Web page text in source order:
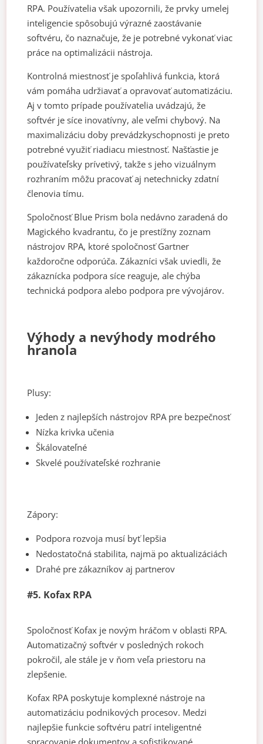
RPA. Používatelia však upozornili, že prvky umelej
inteligencie spôsobujú výrazné zaostávanie
softvéru, čo naznačuje, že je potrebné vykonať viac
práce na optimalizácii nástroja.
Kontrolná miestnosť je spoľahlivá funkcia, ktorá
vám pomáha udržiavať a opravovať automatizáciu.
Aj v tomto prípade používatelia uvádzajú, že
softvér je síce inovatívny, ale veľmi chybový. Na
maximalizáciu doby prevádzkyschopnosti je preto
potrebné využiť riadiacu miestnosť. Našťastie je
používateľsky prívetivý, takže s jeho vizuálnym
rozhraním môžu pracovať aj netechnicky zdatní
členovia tímu.
Spoločnosť Blue Prism bola nedávno zaradená do
Magického kvadrantu, čo je prestížny zoznam
nástrojov RPA, ktoré spoločnosť Gartner
každoročne odporúča. Zákazníci však uviedli, že
zákaznícka podpora síce reaguje, ale chýba
technická podpora alebo podpora pre vývojárov.
Výhody a nevýhody modrého
hranola
Plusy:
Jeden z najlepších nástrojov RPA pre bezpečnosť
Nízka krivka učenia
Škálovateľné
Skvelé používateľské rozhranie
Zápory:
Podpora rozvoja musí byť lepšia
Nedostatočná stabilita, najmä po aktualizáciách
Drahé pre zákazníkov aj partnerov
#5. Kofax RPA
Spoločnosť Kofax je novým hráčom v oblasti RPA.
Automatizačný softvér v posledných rokoch
pokročil, ale stále je v ňom veľa priestoru na
zlepšenie.
Kofax RPA poskytuje komplexné nástroje na
automatizáciu podnikových procesov. Medzi
najlepšie funkcie softvéru patrí inteligentné
spracovanie dokumentov a sofistikované